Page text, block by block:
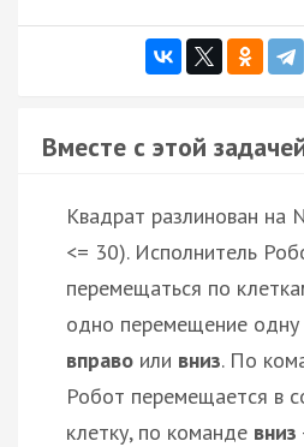
Вместе с этой
Квадрат разлинован на
<= 30). Исполнитель
перемещаться по
одно перемещение одну
вправо или вниз. По
Робот перемещается в
клетку, по команде вниз